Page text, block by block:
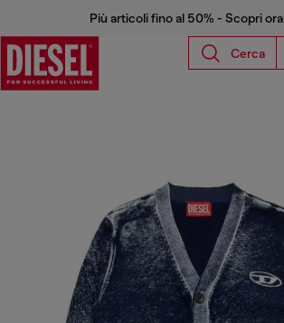
Più articoli fino al 50% - Scopri ora
Cerca